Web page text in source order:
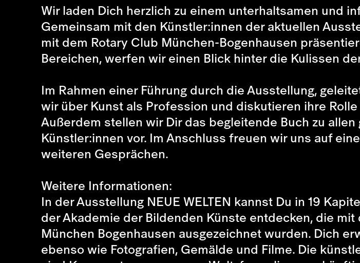
Wir laden Dich herzlich zu einem unterhaltsamen und
Gemeinsam mit den Künstler:innen der aktuellen
mit dem Rotary Club München-Bogenhausen
Bereichen, werfen wir einen Blick hinter die Kulissen
Im Rahmen einer Führung durch die Ausstellung,
wir über Kunst als Profession und diskutieren ihre
Außerdem stellen wir Dir das begleitende Buch zu
Künstler:innen vor. Im Anschluss freuen wir uns auf
weiteren Gesprächen.
Weitere Informationen:
In der Ausstellung NEUE WELTEN kannst Du in 19
der Akademie der Bildenden Künste entdecken, die
München Bogenhausen ausgezeichnet wurden. Dich
ebenso wie Fotografien, Gemälde und Filme. Die